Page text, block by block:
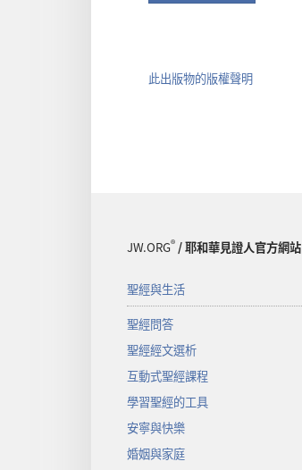
此出版物的版權聲明
JW.ORG®/ 耶和華見證人官方網站
聖經與生活
聖經問答
聖經經文選析
互動式聖經課程
學習聖經的工具
安寧與快樂
婚姻與家庭